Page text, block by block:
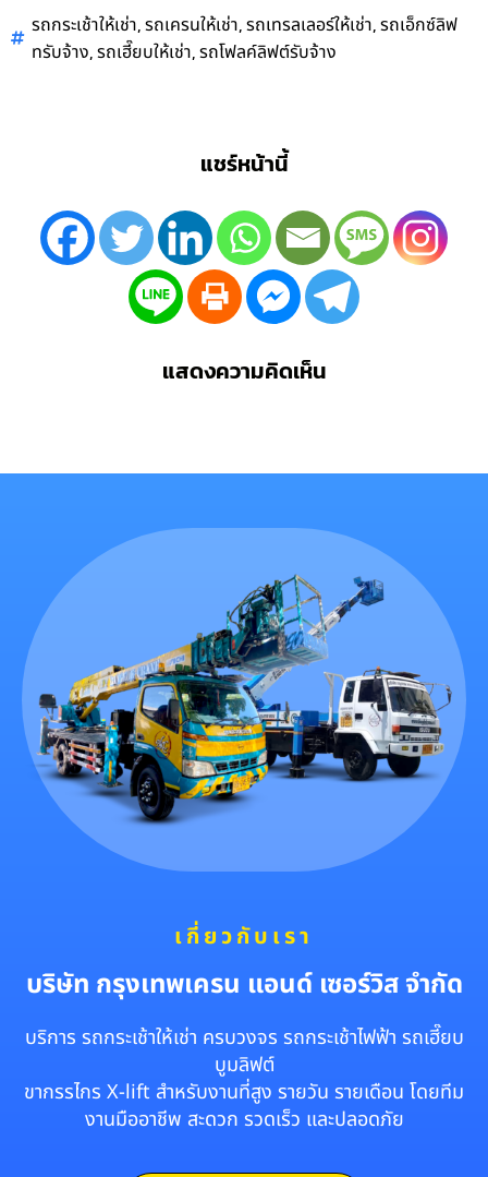
รถกระเช้าให้เช่า,รถเครนให้เช่า,รถเทรลเลอร์ให้เช่า,รถเอ็กซ์ลิฟ
ทรับจ้าง,รถเฮี๊ยบให้เช่า,รถโฟลค์ลิฟต์รับจ้าง
แชร์หน้านี้
แสดงความคิดเห็น
เกี่ยวกับเรา
บริษัท กรุงเทพเครน แอนด์ เซอร์วิส จำกัด
บริการ รถกระเช้าให้เช่า ครบวงจร รถกระเช้าไฟฟ้า รถเฮี๊ยบ
บูมลิฟต์
ขากรรไกร X-lift สำหรับงานที่สูง รายวัน รายเดือน โดยทีม
งานมืออาชีพ สะดวก รวดเร็ว และปลอดภัย